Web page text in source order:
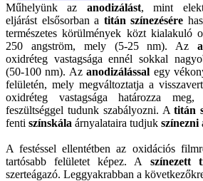
Műhelyünk az anodizálást, mint
eljárást elsősorban a titán színezésére
természetes körülmények közt kialakuló
250 angström, mely (5-25 nm). Az
oxidréteg vastagsága ennél sokkal
(50-100 nm). Azanodizálással egy
felületén, mely megváltoztatja a
oxidréteg vastagsága határozza
feszültséggel tudunk szabályozni. Atitán
fenti színskála árnyalataira tudjuk színezni
A festéssel ellentétben az oxidációs
tartósabb felületet képez. A színezett
szerteágazó. Leggyakrabban a